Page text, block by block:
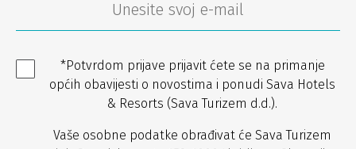
*Potvrdom prijave prijavit ćete se na primanje
općih obavijesti o novostima i ponudi Sava Hotels
& Resorts (Sava Turizem d.d.).
Vaše osobne podatke obrađivat će Sava Turizem